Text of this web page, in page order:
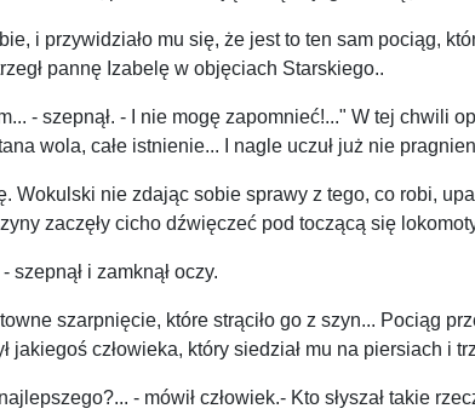
i przywidziało mu się, że jest to ten sam pociąg,
pannę Izabelę w objęciach Starskiego..
- szepnął. - I nie mogę zapomnieć!..." W tej chwili
wola, całe istnienie... I nagle uczuł już nie
Wokulski nie zdając sobie sprawy z tego, co robi,
zaczęły cicho dźwięczeć pod toczącą się
szepnął i zamknął oczy.
szarpnięcie, które strąciło go z szyn... Pociąg
jakiegoś człowieka, który siedział mu na piersiach i
- mówił człowiek.- Kto słyszał takie